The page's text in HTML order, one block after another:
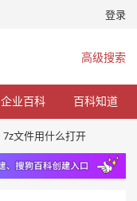
登录
高级搜索
企业百科 百科知道
7z文件用什么打开